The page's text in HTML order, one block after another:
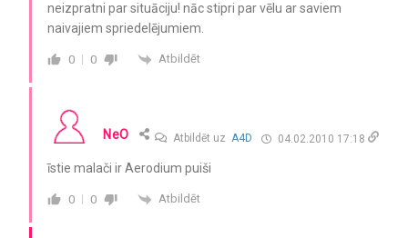
neizpratni par situāciju! nāc stipri par vēlu ar saviem
naivajiem spriedelējumiem.
0 0 Atbildēt
NeO Atbildēt uzA4D 04.02.2010 17:18
īstie malači ir Aerodium puiši
0 0 Atbildēt